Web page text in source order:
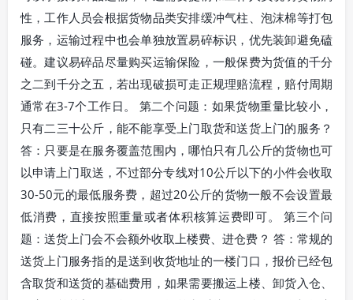
性，工作人员会根据货物品类安排缓冲气柱、泡沫棉等打包
服务，运输过程中也会单独放置易碎标识，优先装卸避免磕
碰。建议易碎品尽量购买运输保险，一般保费为货值的千分
之二到千分之五，若出现破损可走正规理赔流程，赔付周期
通常在3-7个工作日。 第二个问题：如果货物重量比较小，
只有二三十公斤，能不能享受上门取货和送货上门的服务？
答：只要是在服务覆盖范围内，哪怕只有几公斤的货物也可
以申请上门取送，不过部分专线对10公斤以下的小件会收取
30-50元的最低服务费，超过20公斤的货物一般不会设置最
低消费，直接按照重量或者体积核算运费即可。 第三个问
题：送货上门会不会额外收取上楼费、进仓费？ 答：常规的
送货上门服务指的是送到收货地址的一楼门口，报价已经包
含取货和送货的基础费用，如果需要搬运上楼、卸货入仓、